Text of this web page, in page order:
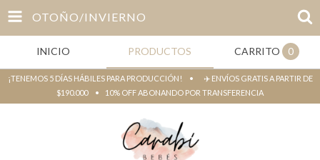
OTOÑO/INVIERNO
INICIO PRODUCTOS CARRITO 0
¡TENEMOS 5 DÍAS HÁBILES PARA PRODUCCIÓN! • ✈️ ENVÍOS GRATIS A PARTIR DE
$190.000 • 10% OFF ABONANDO POR TRANSFERENCIA